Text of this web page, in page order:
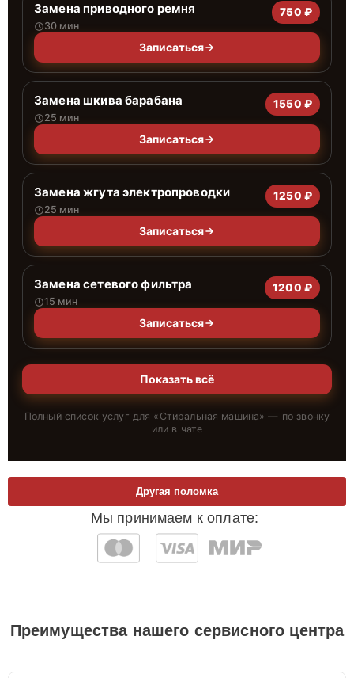
Замена приводного ремня
30 мин
750 ₽
Записаться
Замена шкива барабана
25 мин
1550 ₽
Записаться
Замена жгута электропроводки
25 мин
1250 ₽
Записаться
Замена сетевого фильтра
15 мин
1200 ₽
Записаться
Показать всё
Полный список услуг для « Стиральная машина» — по звонку
или в чате
Мы принимаем к оплате:
Другая поломка
Преимущества нашего сервисного центра